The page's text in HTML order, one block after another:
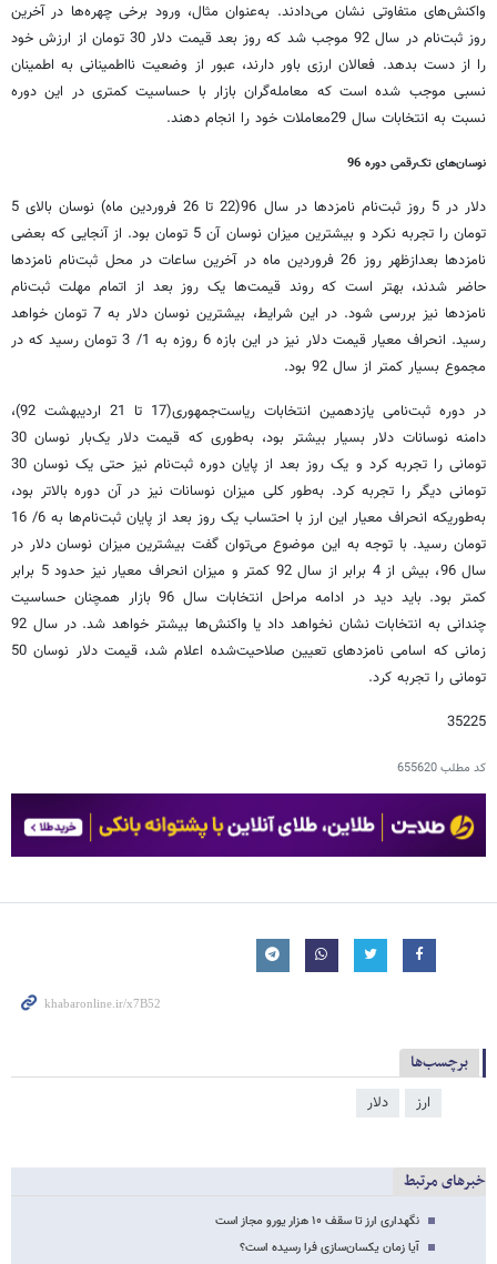
واکنش‌های متفاوتی نشان می‌دادند. به‌عنوان مثال، ورود برخی چهره‌ها در آخرین
روز ثبت‌نام در سال 92 موجب شد که روز بعد قیمت دلار 30 تومان از ارزش خود
را از دست بدهد. فعالان ارزی باور دارند، عبور از وضعیت نااطمینانی به اطمینان
نسبی موجب شده است که معامله‌گران بازار با حساسیت کمتری در این دوره
نسبت به انتخابات سال 29معاملات خود را انجام دهند.
نوسان‌های تک‌رقمی دوره 96
دلار در 5 روز ثبت‌نام نامزدها در سال 96(22 تا 26 فروردین ماه) نوسان بالای 5
تومان را تجربه نکرد و بیشترین میزان نوسان آن 5 تومان بود. از آنجایی که بعضی
نامزدها بعدازظهر روز 26 فروردین ماه در آخرین ساعات در محل ثبت‌نام نامزدها
حاضر شدند، بهتر است که روند قیمت‌ها یک روز بعد از اتمام مهلت ثبت‌نام
نامزدها نیز بررسی شود. در این شرایط، بیشترین نوسان دلار به 7 تومان خواهد
رسید. انحراف معیار قیمت دلار نیز در این بازه 6 روزه به 1/ 3 تومان رسید که در
مجموع بسیار کمتر از سال 92 بود.
در دوره ثبت‌نامی یازدهمین انتخابات ریاست‌جمهوری(17 تا 21 اردیبهشت 92)،
دامنه نوسانات دلار بسیار بیشتر بود، به‌طوری که قیمت دلار یک‌بار نوسان 30
تومانی را تجربه کرد و یک روز بعد از پایان دوره ثبت‌نام نیز حتی یک نوسان 30
تومانی دیگر را تجربه کرد. به‌طور کلی میزان نوسانات نیز در آن دوره بالاتر بود،
به‌طوریکه انحراف معیار این ارز با احتساب یک روز بعد از پایان ثبت‌نام‌ها به 6/ 16
تومان رسید. با توجه به این موضوع می‌توان گفت بیشترین میزان نوسان دلار در
سال 96، بیش از 4 برابر از سال 92 کمتر و میزان انحراف معیار نیز حدود 5 برابر
کمتر بود. باید دید در ادامه مراحل انتخابات سال 96 بازار همچنان حساسیت
چندانی به انتخابات نشان نخواهد داد یا واکنش‌ها بیشتر خواهد شد. در سال 92
زمانی که اسامی نامزدهای تعیین صلاحیت‌شده اعلام شد، قیمت دلار نوسان 50
تومانی را تجربه کرد.
35225
کد مطلب655620
برچسب‌ها
ارز دلار
خبرهای مرتبط
نگهداری ارز تا سقف ۱۰ هزار یورو مجاز است
آیا زمان یکسان‌سازی فرا رسیده است؟